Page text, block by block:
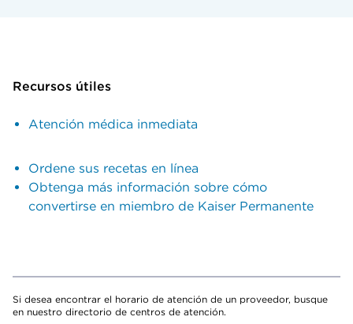
Recursos útiles
Atención médica inmediata
Ordene sus recetas en línea
Obtenga más información sobre cómo
convertirse en miembro de Kaiser Permanente
Si desea encontrar el horario de atención de un proveedor, busque
en nuestro directorio de centros de atención.